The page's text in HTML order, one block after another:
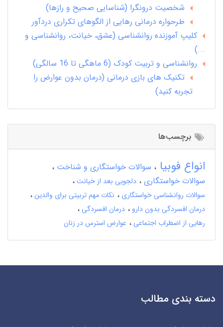
شخصیت درونگرا (شناسایی صحیح و رازها)
طرحواره درمانی رهایی از الگوهای تکراری دردآور
کلیپ آموزنده روانشناسی (عشق، خیانت، روانشناسی و
...)
روانشناسی و تربیت کودک (6 ماهگی تا 16 سالگی)
تکنیک های بازی درمانی (درمان بدون عوارض را
تجربه کنید)
برچسب‌ها
انواع فوبیا
سوالات خواستگاری و شناخت
سوالات خواستگاری
دلجویی بعد از خیانت
سوالات روانشناسی خواستگاری
نکات مهم تربیتی برای والدین
درمان افسردگی بدون دارو
درمان افسردگی
رهایی از اضطراب اجتماعی
عوارض استرس در زنان
دسته بندی مطالب